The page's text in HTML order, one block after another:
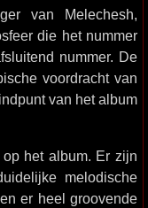
van Melechesh,
die het nummer
nummer. De
voordracht van
van het album
het album. Er zijn
melodische
er heel groovende